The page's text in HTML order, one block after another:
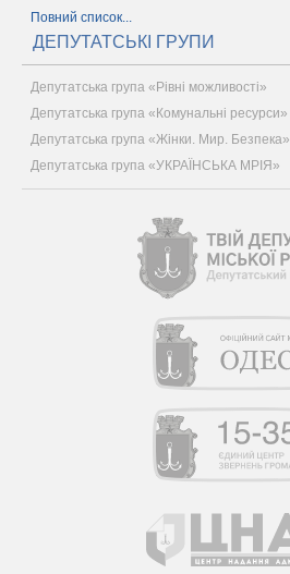
Повний список...
ДЕПУТАТСЬКІ ГРУПИ
Депутатська група «Рівні можливості»
Депутатська група «Комунальні ресурси»
Депутатська група «Жінки. Мир. Безпека»
Депутатська група «УКРАЇНСЬКА МРІЯ»